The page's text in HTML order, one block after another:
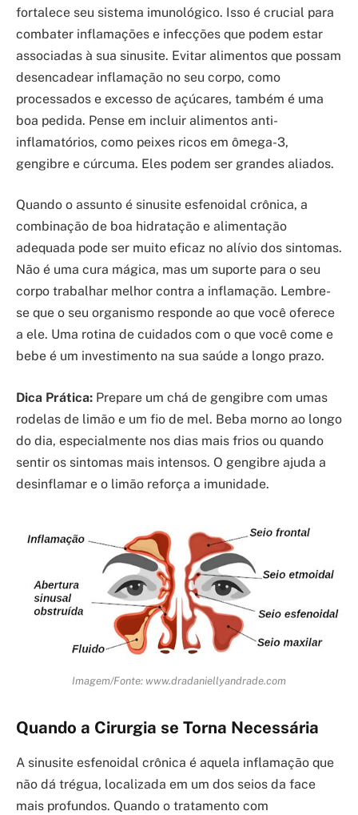
fortalece seu sistema imunológico. Isso é crucial para
combater inflamações e infecções que podem estar
associadas à sua sinusite. Evitar alimentos que possam
desencadear inflamação no seu corpo, como
processados e excesso de açúcares, também é uma
boa pedida. Pense em incluir alimentos anti-
inflamatórios, como peixes ricos em ômega-3,
gengibre e cúrcuma. Eles podem ser grandes aliados.
Quando o assunto é sinusite esfenoidal crônica, a
combinação de boa hidratação e alimentação
adequada pode ser muito eficaz no alívio dos sintomas.
Não é uma cura mágica, mas um suporte para o seu
corpo trabalhar melhor contra a inflamação. Lembre-
se que o seu organismo responde ao que você oferece
a ele. Uma rotina de cuidados com o que você come e
bebe é um investimento na sua saúde a longo prazo.
Dica Prática: Prepare um chá de gengibre com umas
rodelas de limão e um fio de mel. Beba morno ao longo
do dia, especialmente nos dias mais frios ou quando
sentir os sintomas mais intensos. O gengibre ajuda a
desinflamar e o limão reforça a imunidade.
Imagem/Fonte: www.dradaniellyandrade.com
Quando a Cirurgia se Torna Necessária
A sinusite esfenoidal crônica é aquela inflamação que
não dá trégua, localizada em um dos seios da face
mais profundos. Quando o tratamento com